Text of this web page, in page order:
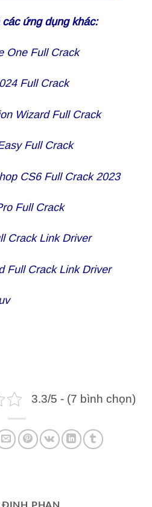
ứng dụng khác:
One Full Crack
Full Crack
Wizard Full Crack
Full Crack
CS6 Full Crack2023
Full Crack
Crack Link Driver
Full Crack Link Driver
3.3/5 - (7 bình chọn)